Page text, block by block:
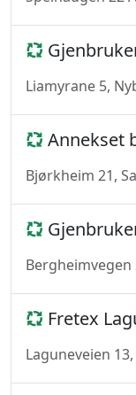
Liamyrane 5,
Annekset
Bjørkheim 21,
Bergheimvegen
Fretex
Laguneveien